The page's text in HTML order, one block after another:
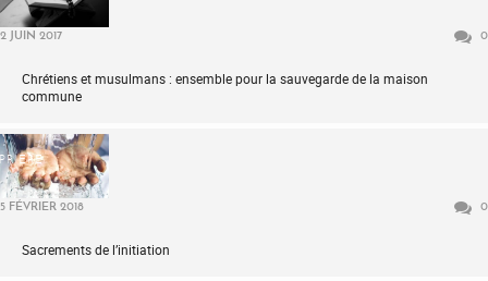
2 JUIN 2017 0
Chrétiens et musulmans : ensemble pour la sauvegarde de la maison
commune
PRIÈRE
5 FÉVRIER 2018 0
Sacrements de l’initiation